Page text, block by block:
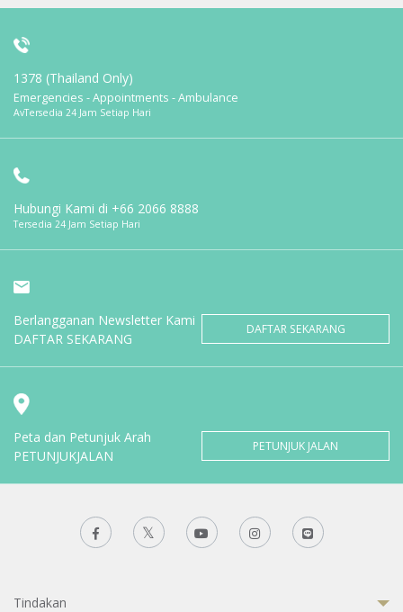
1378 (Thailand Only)
Emergencies - Appointments - Ambulance
AvTersedia 24 Jam Setiap Hari
Hubungi Kami di +66 2066 8888
Tersedia 24 Jam Setiap Hari
Berlangganan Newsletter Kami
DAFTAR SEKARANG
DAFTAR SEKARANG
Peta dan Petunjuk Arah
PETUNJUKJALAN
PETUNJUK JALAN
Tindakan